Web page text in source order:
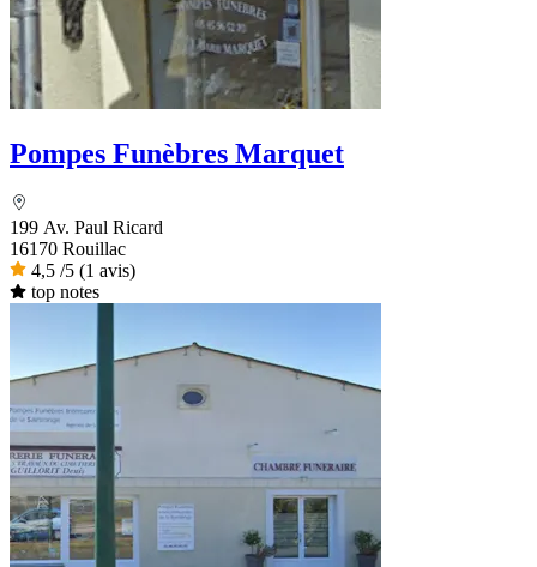
Pompes Funèbres Marquet
199 Av. Paul Ricard
16170 Rouillac
4,5 /5 (1 avis)
top notes